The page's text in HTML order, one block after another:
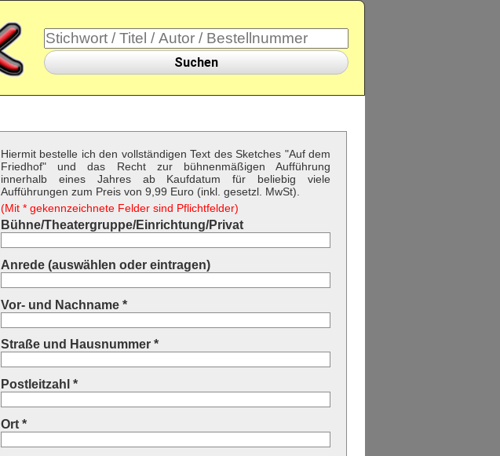
Suchen
Hiermit bestelle ich den vollständigen Text des Sketches "Auf dem
Friedhof" und das Recht zur bühnenmäßigen Aufführung
innerhalb eines Jahres ab Kaufdatum für beliebig viele
Aufführungen zum Preis von 9,99 Euro (inkl. gesetzl. MwSt).
(Mit * gekennzeichnete Felder sind Pflichtfelder)
Bühne/Theatergruppe/Einrichtung/Privat
Anrede (auswählen oder eintragen)
Vor- und Nachname *
Straße und Hausnummer *
Postleitzahl *
Ort *